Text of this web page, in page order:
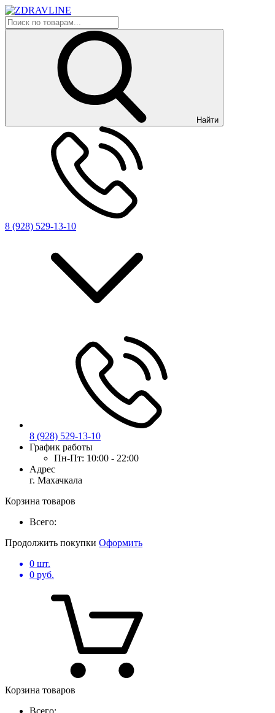
Найти
8 (928) 529-13-10
8 (928) 529-13-10
График работы
Пн-Пт: 10:00 - 22:00
Адрес
г. Махачкала
Корзина товаров
Всего:
Продолжить покупки Оформить
0 шт.
0 руб.
Корзина товаров
Всего: